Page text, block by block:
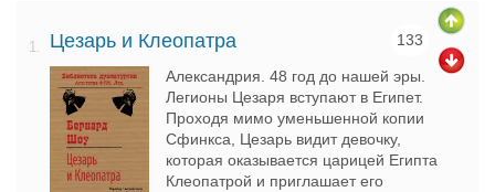
1. Цезарь и Клеопатра 133
Александрия. 48 год до нашей эры.
Легионы Цезаря вступают в Египет.
Проходя мимо уменьшенной копии
Сфинкса, Цезарь видит девочку,
которая оказывается царицей Египта
Клеопатрой и приглашает его